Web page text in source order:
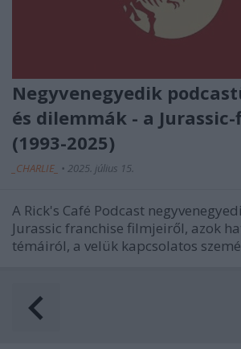
Negyvenegyedik
és dilemmák - a
(1993-2025)
_CHARLIE_ • 2025. július 15.
A Rick's Café Podcast
Jurassic franchise filmjeiről, azok
témáiról, a velük kapcsolatos